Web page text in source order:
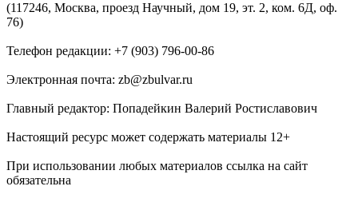
(117246, Москва, проезд Научный, дом 19, эт. 2, ком. 6Д, оф.
76)
Телефон редакции: +7 (903) 796-00-86
Электронная почта: zb@zbulvar.ru
Главный редактор: Попадейкин Валерий Ростиславович
Настоящий ресурс может содержать материалы 12+
При использовании любых материалов ссылка на сайт
обязательна